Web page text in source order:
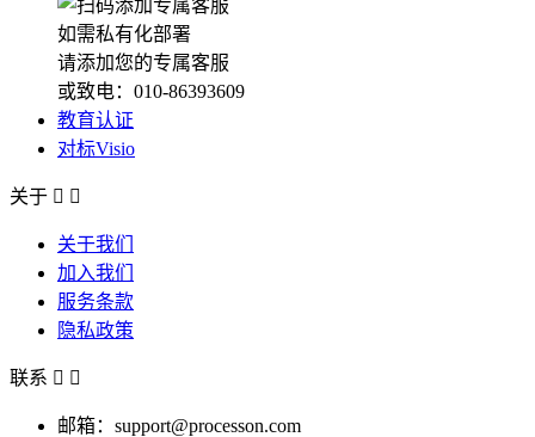
如需私有化部署
请添加您的专属客服
或致电：010-86393609
教育认证
对标Visio
关于  
关于我们
加入我们
服务条款
隐私政策
联系  
邮箱：support@processon.com